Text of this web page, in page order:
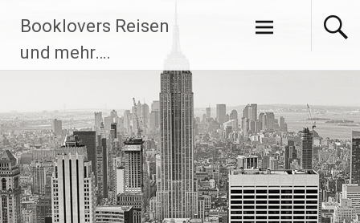
Inhalt
springen
Booklovers Reisen
und mehr….